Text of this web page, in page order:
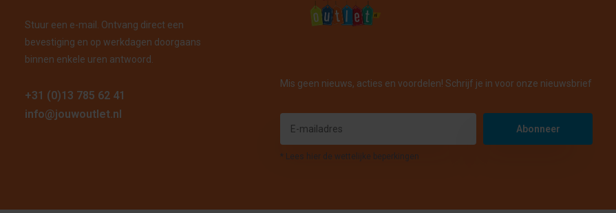
Stuur een e-mail. Ontvang direct een
bevestiging en op werkdagen doorgaans
binnen enkele uren antwoord.
+31 (0)13 785 62 41
info@jouwoutlet.nl
Mis geen nieuws, acties en voordelen! Schrijf je in voor onze nieuwsbrief
Abonneer
* Lees hier de wettelijke beperkingen